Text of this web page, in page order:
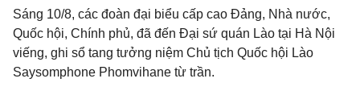
Sáng 10/8, các đoàn đại biểu cấp cao Đảng, Nhà nước,
Quốc hội, Chính phủ, đã đến Đại sứ quán Lào tại Hà Nội
viếng, ghi sổ tang tưởng niệm Chủ tịch Quốc hội Lào
Saysomphone Phomvihane từ trần.